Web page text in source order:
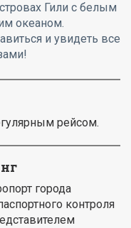
Гили с белым
океаном.
и увидеть все
рейсом.
города
контроля